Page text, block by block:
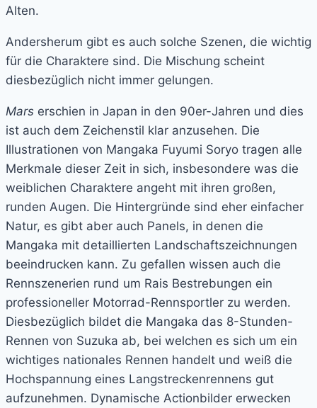
Alten.
Andersherum gibt es auch solche Szenen, die wichtig
für die Charaktere sind. Die Mischung scheint
diesbezüglich nicht immer gelungen.
Mars erschien in Japan in den 90er-Jahren und dies
ist auch dem Zeichenstil klar anzusehen. Die
Illustrationen von Mangaka Fuyumi Soryo tragen alle
Merkmale dieser Zeit in sich, insbesondere was die
weiblichen Charaktere angeht mit ihren großen,
runden Augen. Die Hintergründe sind eher einfacher
Natur, es gibt aber auch Panels, in denen die
Mangaka mit detaillierten Landschaftszeichnungen
beeindrucken kann. Zu gefallen wissen auch die
Rennszenerien rund um Rais Bestrebungen ein
professioneller Motorrad-Rennsportler zu werden.
Diesbezüglich bildet die Mangaka das 8-Stunden-
Rennen von Suzuka ab, bei welchen es sich um ein
wichtiges nationales Rennen handelt und weiß die
Hochspannung eines Langstreckenrennens gut
aufzunehmen. Dynamische Actionbilder erwecken